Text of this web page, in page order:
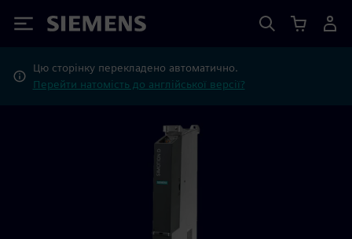
Siemens
Цю сторінку перекладено автоматично.
Перейти натомість до англійської версії?